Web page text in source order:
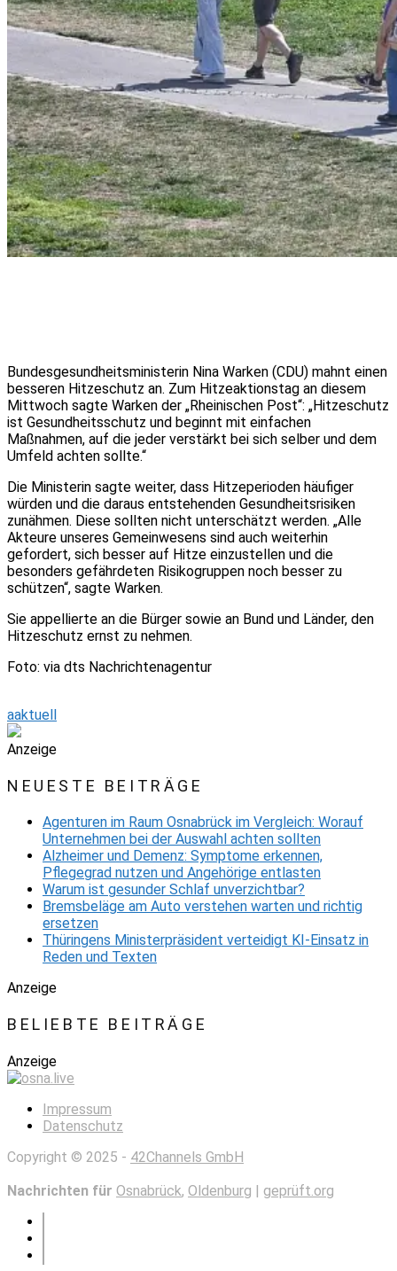
Bundesgesundheitsministerin Nina Warken (CDU) mahnt einen
besseren Hitzeschutz an. Zum Hitzeaktionstag an diesem
Mittwoch sagte Warken der „Rheinischen Post“: „Hitzeschutz
ist Gesundheitsschutz und beginnt mit einfachen
Maßnahmen, auf die jeder verstärkt bei sich selber und dem
Umfeld achten sollte.“
Die Ministerin sagte weiter, dass Hitzeperioden häufiger
würden und die daraus entstehenden Gesundheitsrisiken
zunähmen. Diese sollten nicht unterschätzt werden. „Alle
Akteure unseres Gemeinwesens sind auch weiterhin
gefordert, sich besser auf Hitze einzustellen und die
besonders gefährdeten Risikogruppen noch besser zu
schützen“, sagte Warken.
Sie appellierte an die Bürger sowie an Bund und Länder, den
Hitzeschutz ernst zu nehmen.
Foto: via dts Nachrichtenagentur
aaktuell
Anzeige
NEUESTE BEITRÄGE
Agenturen im Raum Osnabrück im Vergleich: Worauf
Unternehmen bei der Auswahl achten sollten
Alzheimer und Demenz: Symptome erkennen,
Pflegegrad nutzen und Angehörige entlasten
Warum ist gesunder Schlaf unverzichtbar?
Bremsbeläge am Auto verstehen warten und richtig
ersetzen
Thüringens Ministerpräsident verteidigt KI-Einsatz in
Reden und Texten
Anzeige
BELIEBTE BEITRÄGE
Anzeige
Impressum
Datenschutz
Copyright © 2025 - 42Channels GmbH
Nachrichten für Osnabrück, Oldenburg | geprüft.org